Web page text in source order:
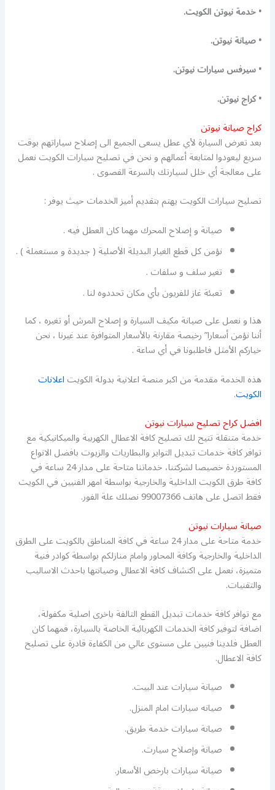
• خدمة نيوتن الكويت.
• صيانة نيوتن.
• سيرفس سيارات نيوتن.
• كراج نيوتن.
كراج صيانة نيوتن
بعد تعرض السيارة لأي عطل يسعى الجميع الى إصلاح سياراتهم بوقت
سريع ليعودوا لمتابعة أعمالهم و نحن في تصليح سيارات الكويت نعمل
على معالجة أي خلل لسيارتك بالسرعة القصوى .
تصليح سيارات الكويت يهتم بتقديم أميز الخدمات حيث يوفر :
صيانة و إصلاح المحرك مهما كان العطل فيه .
نؤمن كل قطع الغيار البديلة الأصلية ( جديدة و مستعملة ) .
تغير سلف و سلفات .
تعبئة غاز للفريون بأي مكان تحددوه لنا .
هذا و نعمل على صيانة مكيف السيارة و إصلاح المرش أو تغيره ، كما
أننا نؤمن أسعارا” رخيصة مقارنة بالأسعار المتوافرة عند غيرنا ، نحن
خياركم الأمثل فاطلبونا في أي ساعة .
هذه الخدمة مقدمة من اكبر منصة اعلانية بدولة الكويتاعلانات
الكويت.
افضل كراح تصليح سيارات نيوتن
خدمة متنقلة تتيح لك تصليح كافة الاعطال الكهربية والميكانيكية مع
توافر كافة خدمات تبديل التواير والبطاريات والزيوت بافضل الانواع
المستوردة خصيصا لشركتنا، خدماتنا متاحة على مدار 24 ساعة في
كافة طرق الكويت الداخلية والخارجية بواسطة امهر الفنيين في الكويت
فقط اتصل على هاتف 99007366 نصلك علة الفور.
صيانة سيارات نيوتن
خدمة متاحة على مدار 24 ساعة في كافة المناطق بالكويت على الطرق
الداخلية والخارجية وكافة المحاور وامام منازلكم بواسطة كوادر فنية
متميزة، نعمل على اكتشاف كافة الاعطال وصيانتها باحدث الاساليب
والتقنيات.
مع توافر كافة خدمات تبديل القطع التالفة باخرى اصلية مكفولة،
اضافة لتوفير كافة الخدمات الكهربائية الخاصة بالسيارة، فمهما كان
العطل فلدينا فنيين على مستوى عالي من الكفاءة قادرة على تصليح
كافة الاعطال.
صيانة سيارات عند البيت.
صيانه سيارات امام المنزل.
صيانة سيارات خدمة طريق.
صيانة وإصلاح سيارت.
صيانة سيارات بارخص الأسعار.